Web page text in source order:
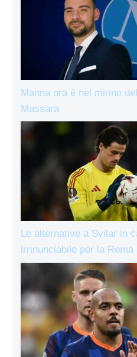
Manna ora è nel mirino
Massara
Le alternative a Svilar in
irrinunciabile per la Roma